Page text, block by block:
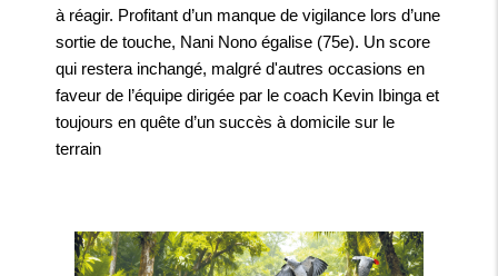
à réagir. Profitant d’un manque de vigilance lors d’une
sortie de touche, Nani Nono égalise (75e). Un score
qui restera inchangé, malgré d'autres occasions en
faveur de l’équipe dirigée par le coach Kevin Ibinga et
toujours en quête d’un succès à domicile sur le
terrain